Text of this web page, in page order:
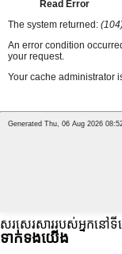
សរសេរសាររបស់អ្នកនៅទី
ទាក់ទង​យើង